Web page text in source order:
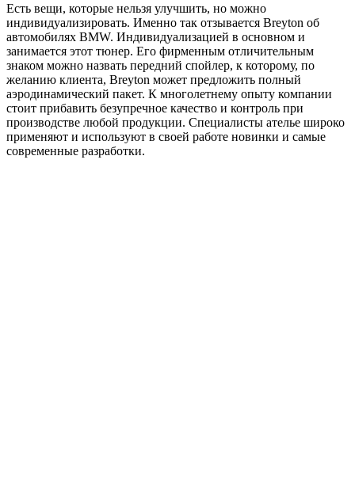
Есть вещи, которые нельзя улучшить, но можно
индивидуализировать. Именно так отзывается Breyton об
автомобилях BMW. Индивидуализацией в основном и
занимается этот тюнер. Его фирменным отличительным
знаком можно назвать передний спойлер, к которому, по
желанию клиента, Breyton может предложить полный
аэродинамический пакет. К многолетнему опыту компании
стоит прибавить безупречное качество и контроль при
производстве любой продукции. Специалисты ателье широко
применяют и используют в своей работе новинки и самые
современные разработки.